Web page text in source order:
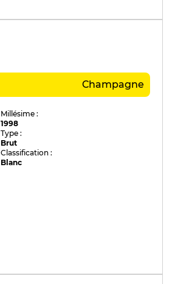
Champagne
Millésime :
1998
Type :
Brut
Classification :
Blanc